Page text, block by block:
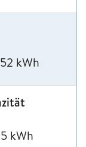
kWh
kWh